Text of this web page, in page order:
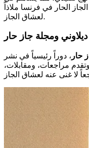
الحار في فرنسا ملاذاً
لعشاق الجاز.
ومجلة جاز حار
حار ، دوراً رئيسياً في نشر
أُطلقت المجلة في عام 1935، وتقدم مراجعات، ومقابلات،